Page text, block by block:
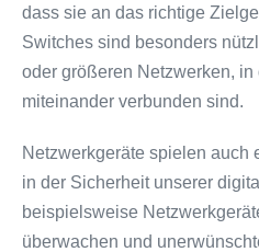
dass sie an das richtige
Switches sind besonders
oder größeren Netzwerken,
miteinander verbunden sind.
Netzwerkgeräte spielen auch
in der Sicherheit unserer
beispielsweise
überwachen und